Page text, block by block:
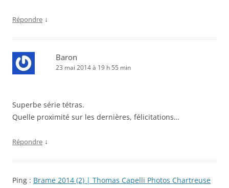
Répondre ↓
Baron
23 mai 2014 à 19 h 55 min
Superbe série tétras.
Quelle proximité sur les dernières, félicitations…
Répondre ↓
Ping : Brame 2014 (2) | Thomas Capelli Photos Chartreuse